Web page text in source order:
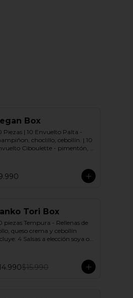
Box
Piezas | 10 Envuelto Palta -
choclillo, cebollín. | 10
Ciboulette - pimentón,
Tori Box
piezas Tempura - Rellenas de
queso crema y cebollín
4 Salsas a elección soya o
$15.990